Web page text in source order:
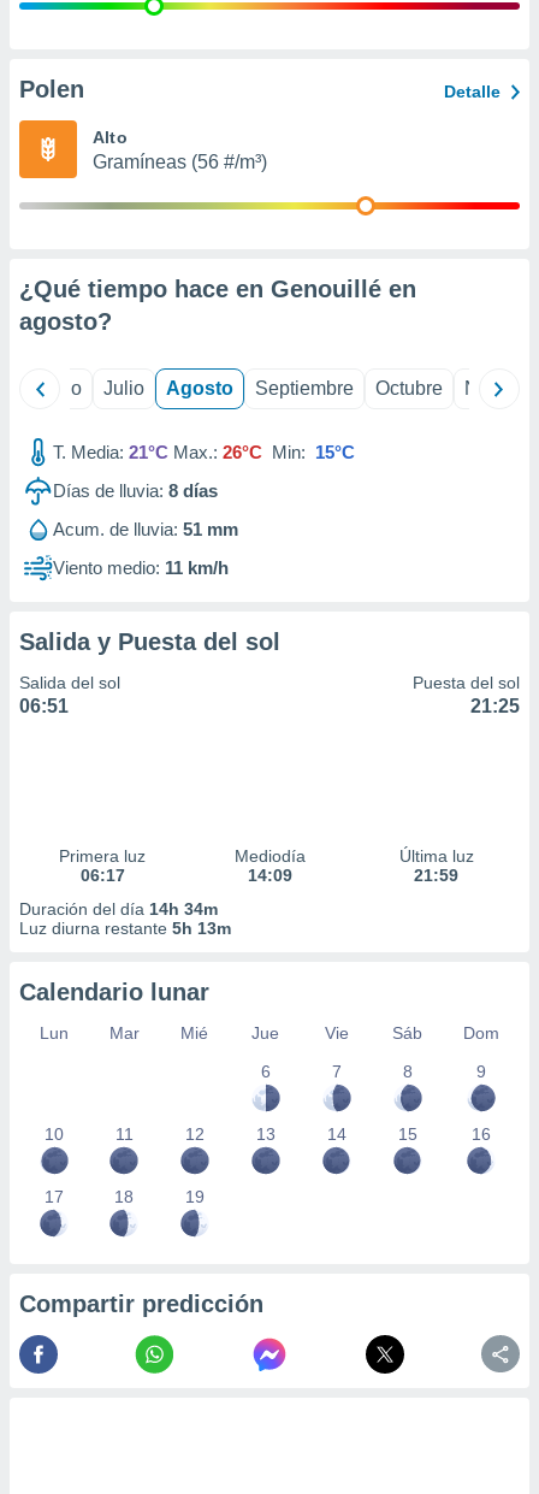
e
publicidad
Polen Detalle
Alto
Gramíneas (56 #/m³)
¿Qué tiempo hace en Genouillé en
agosto?
Junio Julio Agosto Septiembre Octubre
T. Media: 21°C Max.: 26°C Min: 15°C
Días de lluvia: 8 días
Acum. de lluvia: 51 mm
Viento medio: 11 km/h
Salida y Puesta del sol
Salida del sol
06:51
Puesta del sol
21:25
Primera luz
06:17
Mediodía
14:09
Última luz
21:59
Duración del día 14h 34m
Luz diurna restante 5h 13m
Calendario lunar
Lun Mar Mié Jue Vie Sáb
Dom
6
7 8 9
10 11 12 13 14 15 16
17 18 19
Compartir predicción